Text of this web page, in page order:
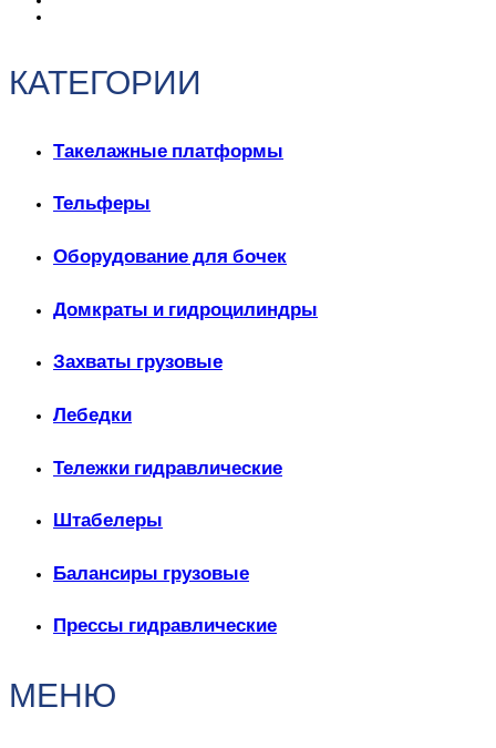
КАТЕГОРИИ
Такелажные платформы
Тельферы
Оборудование для бочек
Домкраты и гидроцилиндры
Захваты грузовые
Лебедки
Тележки гидравлические
Штабелеры
Балансиры грузовые
Прессы гидравлические
МЕНЮ